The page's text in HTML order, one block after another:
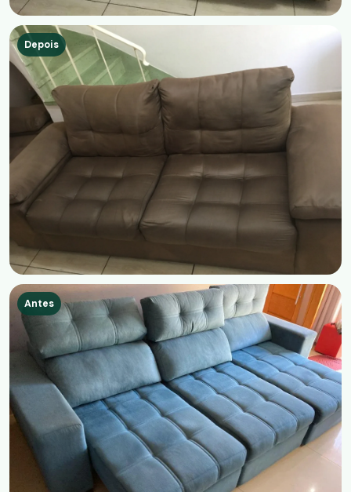
Depois
Antes